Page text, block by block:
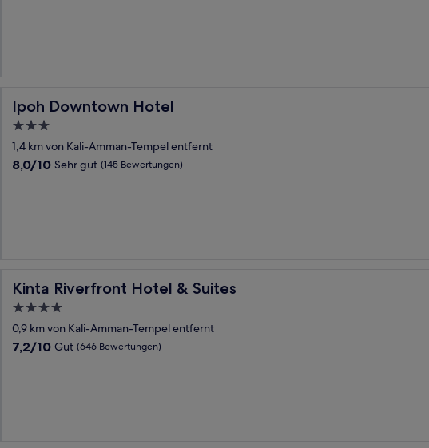
Ipoh Downtown Hotel
Ipoh Downtown Hotel
3.0-
Sterne-
Unterkunft
1,4 km von Kali-Amman-Tempel entfernt
8.0
8,0/10 Sehr gut (145 Bewertungen)
Kinta Riverfront Hotel & Suites
Kinta Riverfront Hotel & Suites
4.0-
Sterne-
Unterkunft
0,9 km von Kali-Amman-Tempel entfernt
7.2
7,2/10 Gut (646 Bewertungen)